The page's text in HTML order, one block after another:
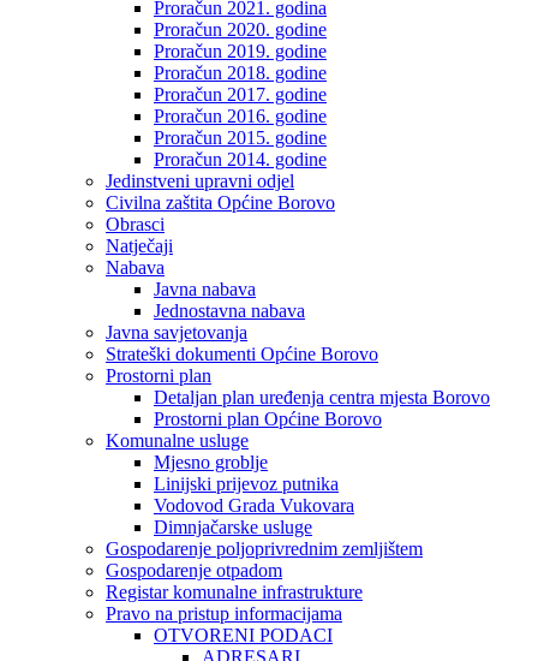
Proračun 2021. godina
Proračun 2020. godine
Proračun 2019. godine
Proračun 2018. godine
Proračun 2017. godine
Proračun 2016. godine
Proračun 2015. godine
Proračun 2014. godine
Jedinstveni upravni odjel
Civilna zaštita Općine Borovo
Obrasci
Natječaji
Nabava
Javna nabava
Jednostavna nabava
Javna savjetovanja
Strateški dokumenti Općine Borovo
Prostorni plan
Detaljan plan uređenja centra mjesta Borovo
Prostorni plan Općine Borovo
Komunalne usluge
Mjesno groblje
Linijski prijevoz putnika
Vodovod Grada Vukovara
Dimnjačarske usluge
Gospodarenje poljoprivrednim zemljištem
Gospodarenje otpadom
Registar komunalne infrastrukture
Pravo na pristup informacijama
OTVORENI PODACI
ADRESARI